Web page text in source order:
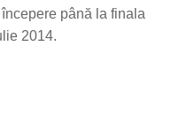
până la finala
2014.